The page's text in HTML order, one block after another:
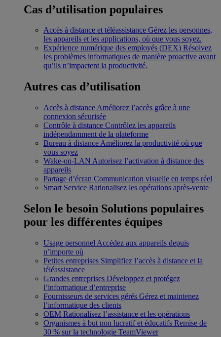
Cas d’utilisation populaires
Accès à distance et téléassistance Gérez les personnes,
les appareils et les applications, où que vous soyez.
Expérience numérique des employés (DEX) Résolvez
les problèmes informatiques de manière proactive avant
qu’ils n’impactent la productivité.
Autres cas d’utilisation
Accès à distance Améliorez l’accès grâce à une
connexion sécurisée
Contrôle à distance Contrôlez les appareils
indépendamment de la plateforme
Bureau à distance Améliorez la productivité où que
vous soyez
Wake-on-LAN Autorisez l’activation à distance des
appareils
Partage d’écran Communication visuelle en temps réel
Smart Service Rationalisez les opérations après-vente
Selon le besoin Solutions populaires
pour les différentes équipes
Usage personnel Accédez aux appareils depuis
n’importe où
Petites entreprises Simplifiez l’accès à distance et la
téléassistance
Grandes entreprises Développez et protégez
l’informatique d’entreprise
Fournisseurs de services gérés Gérez et maintenez
l’informatique des clients
OEM Rationalisez l’assistance et les opérations
Organismes à but non lucratif et éducatifs Remise de
30 % sur la technologie TeamViewer